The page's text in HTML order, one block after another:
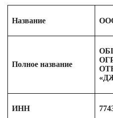
Название
Полное название
ИНН